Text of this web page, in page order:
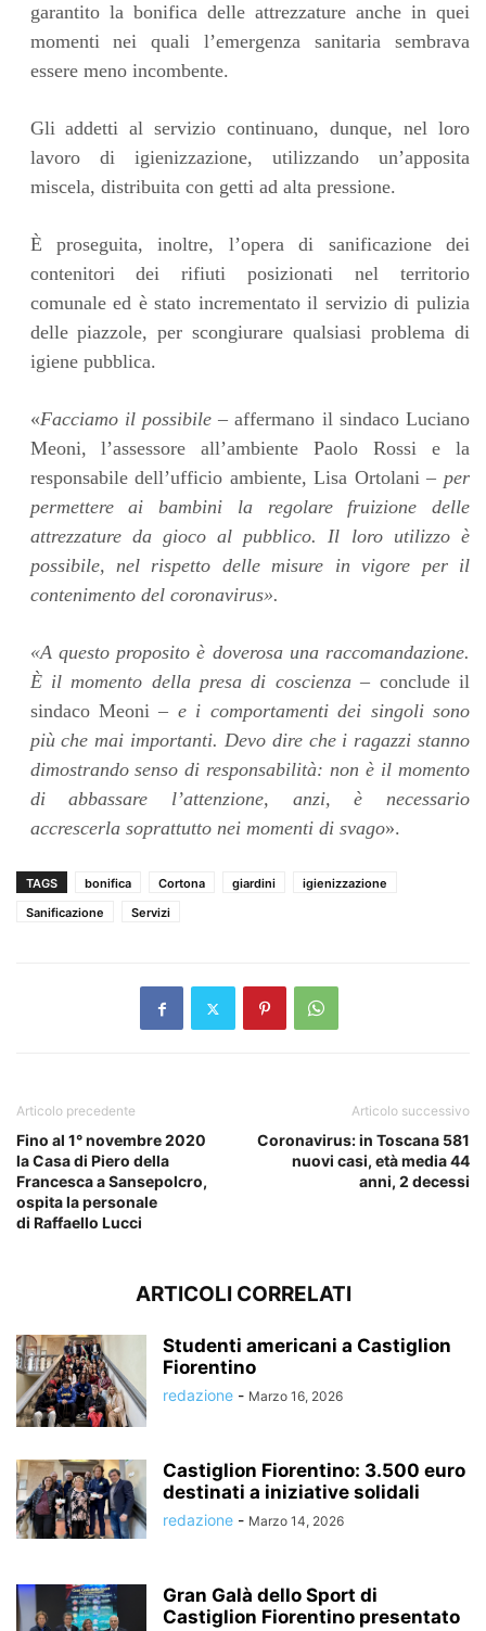
garantito la bonifica delle attrezzature anche in quei
momenti nei quali l’emergenza sanitaria sembrava
essere meno incombente.
Gli addetti al servizio continuano, dunque, nel loro
lavoro di igienizzazione, utilizzando un’apposita
miscela, distribuita con getti ad alta pressione.
È proseguita, inoltre, l’opera di sanificazione dei
contenitori dei rifiuti posizionati nel territorio
comunale ed è stato incrementato il servizio di pulizia
delle piazzole, per scongiurare qualsiasi problema di
igiene pubblica.
«Facciamo il possibile– affermano il sindaco Luciano
Meoni, l’assessore all’ambiente Paolo Rossi e la
responsabile dell’ufficio ambiente, Lisa Ortolani – per
permettere ai bambini la regolare fruizione delle
attrezzature da gioco al pubblico. Il loro utilizzo è
possibile, nel rispetto delle misure in vigore per il
contenimento del coronavirus».
«A questo proposito è doverosa una raccomandazione.
È il momento della presa di coscienza– conclude il
sindaco Meoni – e i comportamenti dei singoli sono
più che mai importanti. Devo dire che i ragazzi stanno
dimostrando senso di responsabilità: non è il momento
di abbassare l’attenzione, anzi, è necessario
accrescerla soprattutto nei momenti di svago».
TAGS bonifica Cortona giardini
igienizzazione
Sanificazione
Servizi
Articolo precedente
Fino al 1° novembre 2020
la Casa di Piero della
Francesca a Sansepolcro,
ospita la personale
di Raffaello Lucci
Articolo successivo
Coronavirus: in Toscana 581
nuovi casi, età media 44
anni, 2 decessi
ARTICOLI CORRELATI
Studenti americani a Castiglion
Fiorentino
redazione - Marzo 16, 2026
Castiglion Fiorentino: 3.500 euro
destinati a iniziative solidali
redazione - Marzo 14, 2026
Gran Galà dello Sport di
Castiglion Fiorentino presentato